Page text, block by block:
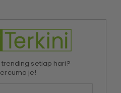
setiap hari?
je!